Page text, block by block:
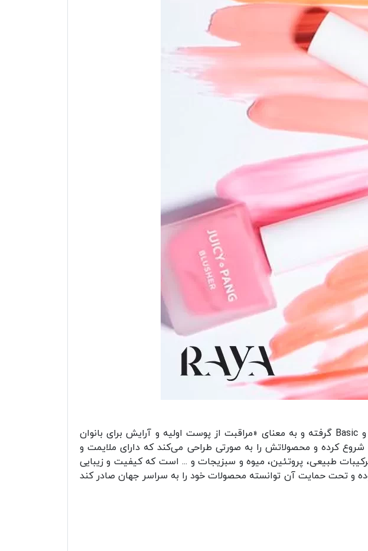
برند اپیو یکی از برند های کره‌جنوبی است که نام برندش از ترکیب کلمه فرانسوی First و Basic گرفته و به معنای «مراقبت از پوست اولیه و آرایش برای بانوان
در زمینه تولید محصولات آرایشی شروع کرده و محصولاتش را به صورتی طراحی می‌کند که دارای ملایمت و
طبیعی، پروتئین، میوه و سبزیجات و ... است که کیفیت و زیبایی
و تحت حمایت آن توانسته محصولات خود را به سراسر جهان صادر کند